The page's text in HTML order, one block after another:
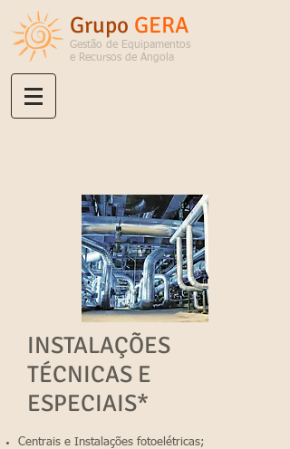
Grupo GERA
Gestão de Equipamentos
e Recursos de Angola
INSTALAÇÕES
TÉCNICAS E
ESPECIAIS*
Centrais e Instalações fotoelétricas;